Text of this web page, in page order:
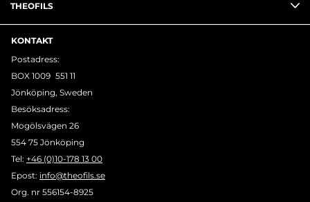
THEOFILS
KONTAKT
Postadress:
BOX 1009 551 11
Jönköping, Sweden
Besöksadress:
Mogölsvägen 26
554 75 Jönköping
Tel: +46 (0)10-178 13 00
Epost: info@theofils.se
Org. nr 556154-8925